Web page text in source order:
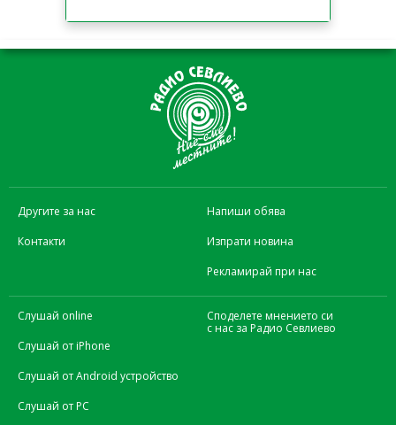
Другите за нас
Контакти
Напиши обява
Изпрати новина
Рекламирай при нас
Слушай online
Слушай от iPhone
Слушай от Android устройство
Слушай от PC
Споделете мнението си
с нас за Радио Севлиево